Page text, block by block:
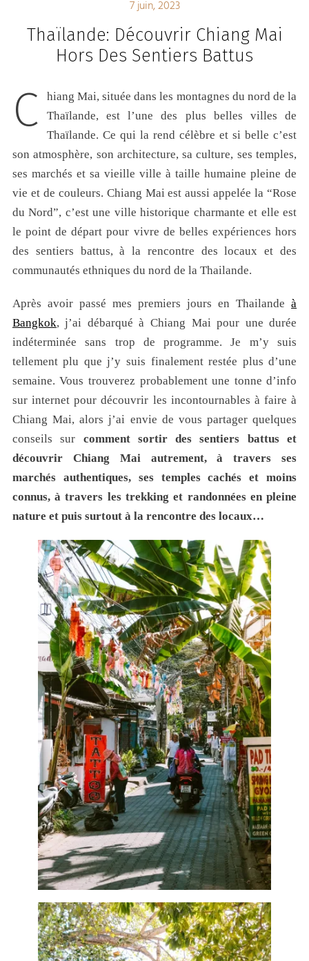
7 juin, 2023
Thaïlande: Découvrir Chiang Mai
Hors Des Sentiers Battus
C
hiang Mai, située dans les montagnes du nord de la
Thaïlande, est l’une des plus belles villes de
Thaïlande. Ce qui la rend célèbre et si belle c’est
son atmosphère, son architecture, sa culture, ses temples,
ses marchés et sa vieille ville à taille humaine pleine de
vie et de couleurs. Chiang Mai est aussi appelée la “Rose
du Nord”, c’est une ville historique charmante et elle est
le point de départ pour vivre de belles expériences hors
des sentiers battus, à la rencontre des locaux et des
communautés ethniques du nord de la Thailande.
Après avoir passé mes premiers jours en Thailandeà
Bangkok, j’ai débarqué à Chiang Mai pour une durée
indéterminée sans trop de programme. Je m’y suis
tellement plu que j’y suis finalement restée plus d’une
semaine. Vous trouverez probablement une tonne d’info
sur internet pour découvrir les incontournables à faire à
Chiang Mai, alors j’ai envie de vous partager quelques
conseils sur comment sortir des sentiers battus et
découvrir Chiang Mai autrement, à travers ses
marchés authentiques, ses temples cachés et moins
connus, à travers les trekking et randonnées en pleine
nature et puis surtout à la rencontre des locaux…